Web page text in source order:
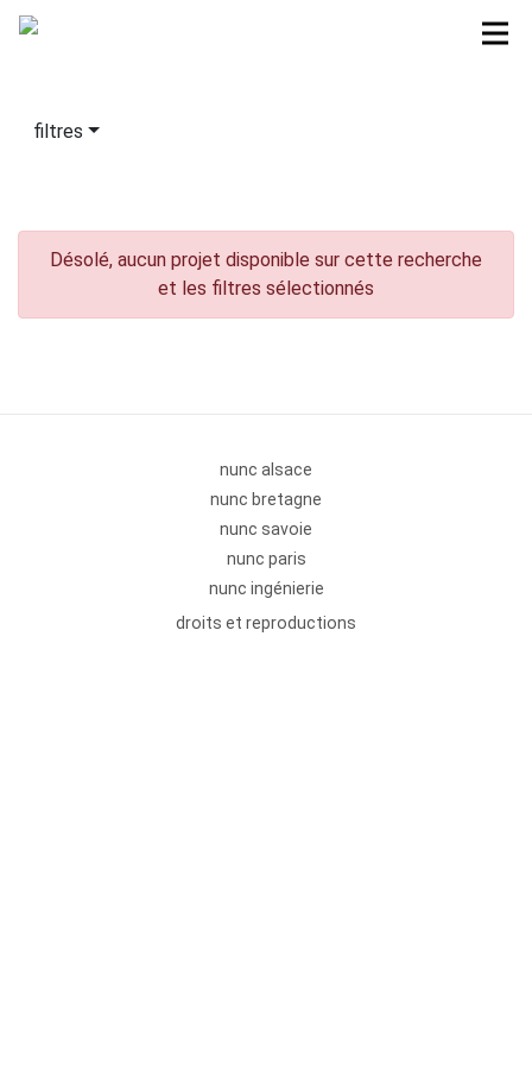
filtres
Désolé, aucun projet disponible sur cette recherche
et les filtres sélectionnés
nunc alsace
nunc bretagne
nunc savoie
nunc paris
nunc ingénierie
droits et reproductions